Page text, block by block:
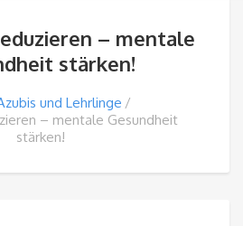
– mentale
stärken!
und Lehrlinge
– mentale Gesundheit
stärken!